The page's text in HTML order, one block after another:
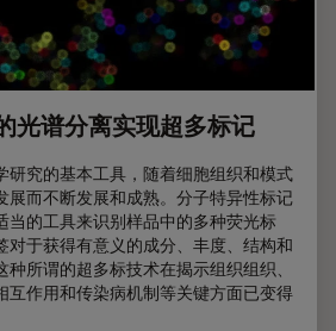
光谱分离实现超多标记
研究的基本工具，随着细胞组织和模式
展而不断发展和成熟。分子特异性标记
当的工具来识别样品中的多种荧光标
对于获得有意义的成分、丰度、结构和
所谓的超多标技术在揭示组织组织、
互作用和传染病机制等关键方面已变得